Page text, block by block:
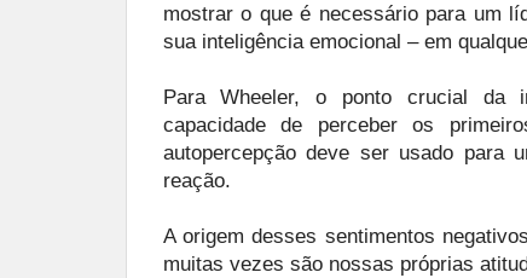
mostrar o que é necessário para um
sua inteligência emocional – em
Para Wheeler, o ponto crucial da
capacidade de perceber os
autopercepção deve ser usado para
reação.
A origem desses sentimentos
muitas vezes são nossas próprias